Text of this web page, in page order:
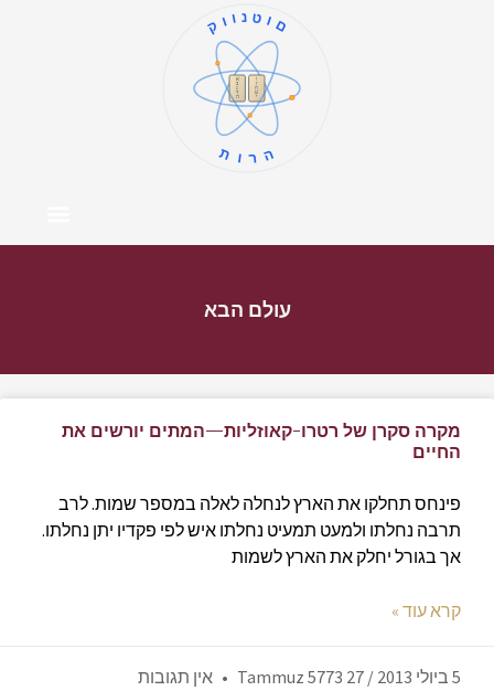
א
ב
ג
ד
ה
ו
ז
ח
ט
י
קוונטום
תורה
עולם הבא
מקרה סקרן של רטרו-קאוזליות—המתים יורשים את
החיים
פינחס תחלקו את הארץ לנחלה לאלה במספר שמות. לרב
תרבה נחלתו ולמעט תמעיט נחלתו איש לפי פקדיו יתן נחלתו.
אך בגורל יחלק את הארץ לשמות
קרא עוד »
5 ביולי 2013 / 27 Tammuz 5773 אין תגובות